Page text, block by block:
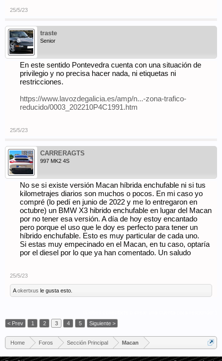
25/5/23
traste
Senior
En este sentido Pontevedra cuenta con una situación de
privilegio y no precisa hacer nada, ni etiquetas ni
restricciones.
https://www.lavozdegalicia.es/amp/n...-zona-trafico-
reducido/0003_202210P4C1991.htm
25/5/23
CARRERAGTS
997 MK2 4S
No se si existe versión Macan híbrida enchufable ni si tus
kilometrajes diarios son muchos o pocos. En mi caso yo
compré (lo pedí en junio de 2022 y me lo entregaron en
octubre) un BMW X3 hibrido enchufable en lugar del Macan
por no tener esa versión. A día de hoy estoy encantado
pero porque el uso que le doy es perfecto para tener un
híbrido enchufable. Esto es muy particular de cada uno.
Si estas muy empecinado en el Macan, en tu caso, optaría
por el diesel por lo que ya han comentado. Un saludo
25/5/23
Aokertxus le gusta esto.
< Prev
1 2 3 4 5 Siguiente >
Home Foros Sección Principal Macan